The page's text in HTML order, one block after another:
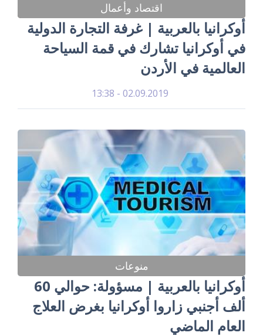
اقتصاد وأعمال
أوكرانيا بالعربية | غرفة التجارة الدولية
في أوكرانيا تشارك في قمة السياحة
العالمية في الأردن
02.09.2019 - 13:38
منوعات
أوكرانيا بالعربية | مسؤولة: حوالي 60
ألف أجنبي زاروا أوكرانيا بغرض العلاج
العام الماضي